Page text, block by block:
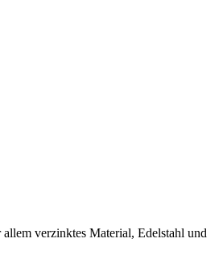
verzinktes Material, Edelstahl und